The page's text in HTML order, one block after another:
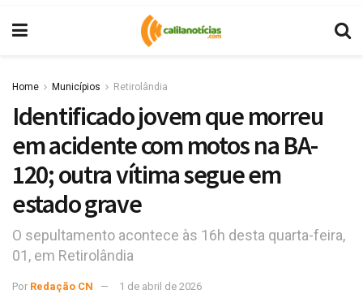
Home Municípios Retirolândia
Identificado jovem que morreu
em acidente com motos na BA-
120; outra vítima segue em
estado grave
O sepultamento acontece às 16h desta quarta-feira,
01, em Retirolândia
Por Redação CN 1 de abril de 2026